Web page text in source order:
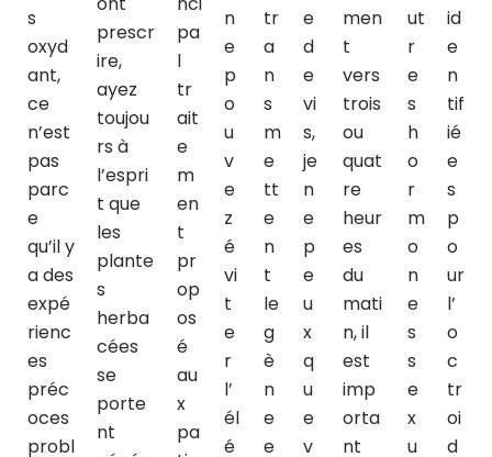
s
oxyd
ant,
ce
n’est
pas
parc
e
qu’il y
a des
expé
rienc
es
préc
oces
probl
prescr
ire,
ayez
toujou
rs à
l’espri
t que
les
plante
s
herba
cées
se
porte
nt
pa
l
tr
ait
e
m
en
t
pr
op
os
é
au
x
pa
n
e
p
o
u
v
e
z
é
vi
t
e
r
l’
él
é
tr
a
n
s
m
e
tt
e
n
t
le
g
è
n
e
e
e
d
e
vi
s,
je
n
e
p
e
u
x
q
u
e
v
men
t
vers
trois
ou
quat
re
heur
es
du
mati
n, il
est
imp
orta
nt
ut
r
e
s
h
o
r
m
o
n
e
s
s
e
x
u
id
e
n
tif
ié
e
s
p
o
ur
l’
o
c
tr
oi
d